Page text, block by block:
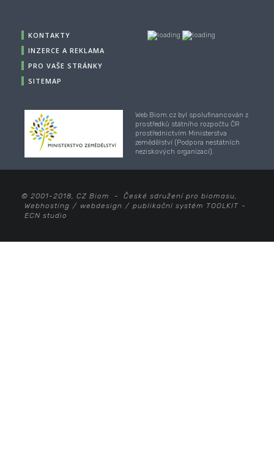
KONTAKTY
INZERCE A REKLAMA
PRO VAŠE STRÁNKY
SITEMAP
Web Biom.cz byl spolufinancován z
prostředků státního rozpočtu ČR
prostřednictvím Ministerstva
zemědělství (Podpora nestátních
neziskových organizací).
© 2001-2018, CZ Biom - České sdružení pro biomasu,
Webhosting / webdesign / publikační systém TOOLKIT -
ECN studio